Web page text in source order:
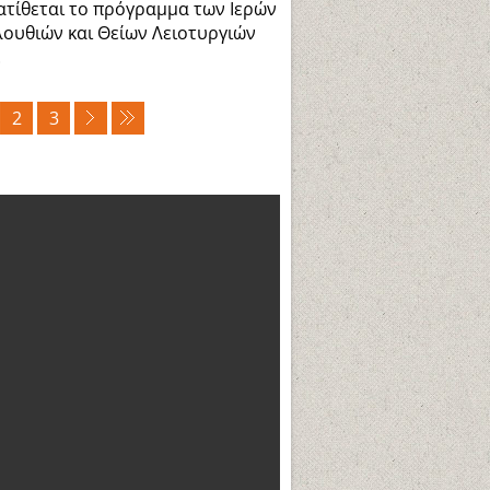
το πρόγραμμα των Ιερών
και Θείων Λειοτυργιών
2 3